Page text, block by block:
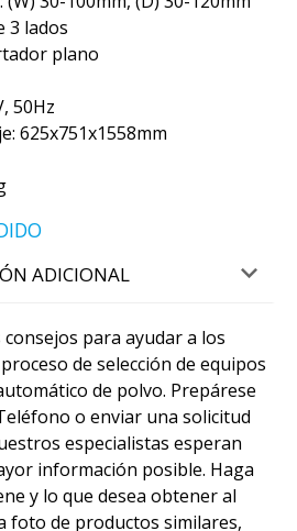
3 lados
plano
50Hz
625x751x1558mm
ADICIONAL
para ayudar a los
de selección de equipos
de polvo. Prepárese
o enviar una solicitud
especialistas esperan
información posible. Haga
y lo que desea obtener al
foto de productos similares,
en el intervalo de 14:00-
en forma de V
prensa mecánica para
el estado de la
ya está en el almacén
favor, haga arreglos para la
contratado para
de polvo seco GK - 40
la terminal o en la
07/08/2026 16:30
enviamos a toda Europa y EE.